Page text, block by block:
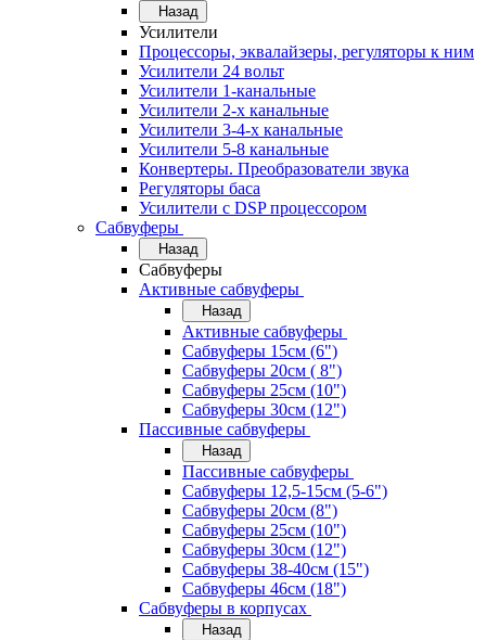
Назад
Усилители
Процессоры, эквалайзеры, регуляторы к ним
Усилители 24 вольт
Усилители 1-канальные
Усилители 2-х канальные
Усилители 3-4-х канальные
Усилители 5-8 канальные
Конвертеры. Преобразователи звука
Регуляторы баса
Усилители с DSP процессором
Сабвуферы
Назад
Сабвуферы
Активные сабвуферы
Назад
Активные сабвуферы
Сабвуферы 15см (6")
Сабвуферы 20см ( 8")
Сабвуферы 25см (10")
Сабвуферы 30см (12")
Пассивные сабвуферы
Назад
Пассивные сабвуферы
Сабвуферы 12,5-15см (5-6")
Сабвуферы 20см (8")
Сабвуферы 25см (10")
Сабвуферы 30см (12")
Сабвуферы 38-40см (15")
Сабвуферы 46см (18")
Сабвуферы в корпусах
Назад